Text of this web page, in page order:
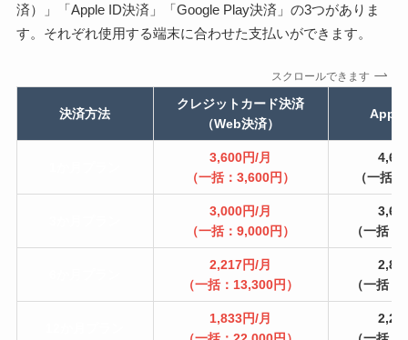
済）」「Apple ID決済」「Google Play決済」の3つがありま
す。それぞれ使用する端末に合わせた支払いができます。
スクロールできます
決済方法
クレジットカード決済
（Web決済）
Apple
3,600円/月
（一括：3,600円）
（一括
3,000円/月
（一括：9,000円）
（一括
2,217円/月
（一括：13,300円）
（一括
1,833円/月